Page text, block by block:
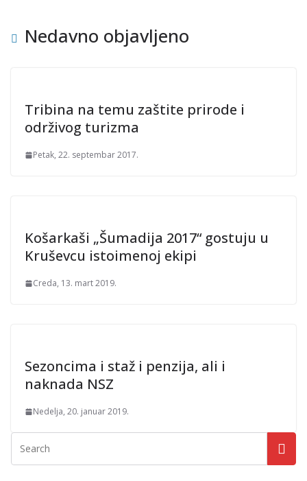
Nedavno objavljeno
Tribina na temu zaštite prirode i
održivog turizma
Petak, 22. septembar 2017.
Košarkaši „Šumadija 2017“ gostuju u
Kruševcu istoimenoj ekipi
Creda, 13. mart 2019.
Sezoncima i staž i penzija, ali i
naknada NSZ
Nedelja, 20. januar 2019.